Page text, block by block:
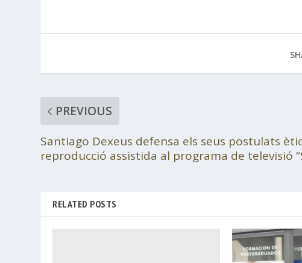
PREVIOUS
Santiago Dexeus defensa els seus postulats
reproducció assistida al programa de televisió
RELATED POSTS